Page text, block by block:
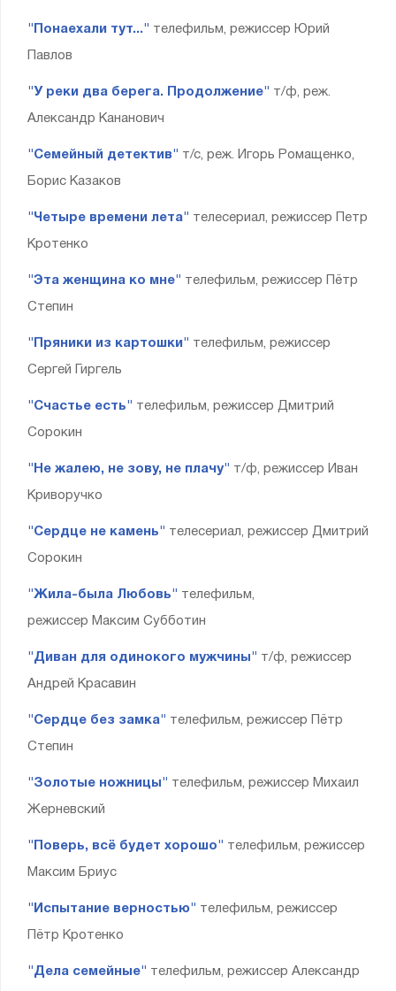
"Понаехали тут..." телефильм, режиссер Юрий
Павлов
"У реки два берега. Продолжение" т/ф, реж.
Александр Кананович
"Семейный детектив" т/с, реж. Игорь Ромащенко,
Борис Казаков
"Четыре времени лета" телесериал, режиссер Петр
Кротенко
"Эта женщина ко мне" телефильм, режиссер Пётр
Степин
"Пряники из картошки" телефильм, режиссер
Сергей Гиргель
"Счастье есть" телефильм, режиссер Дмитрий
Сорокин
"Не жалею, не зову, не плачу" т/ф, режиссер Иван
Криворучко
"Сердце не камень" телесериал, режиссер Дмитрий
Сорокин
"Жила-была Любовь" телефильм,
режиссер Максим Субботин
"Диван для одинокого мужчины" т/ф, режиссер
Андрей Красавин
"Сердце без замка" телефильм, режиссер Пётр
Степин
"Золотые ножницы" телефильм, режиссер Михаил
Жерневский
"Поверь, всё будет хорошо" телефильм, режиссер
Максим Бриус
"Испытание верностью" телефильм, режиссер
Пётр Кротенко
"Дела семейные" телефильм, режиссер Александр